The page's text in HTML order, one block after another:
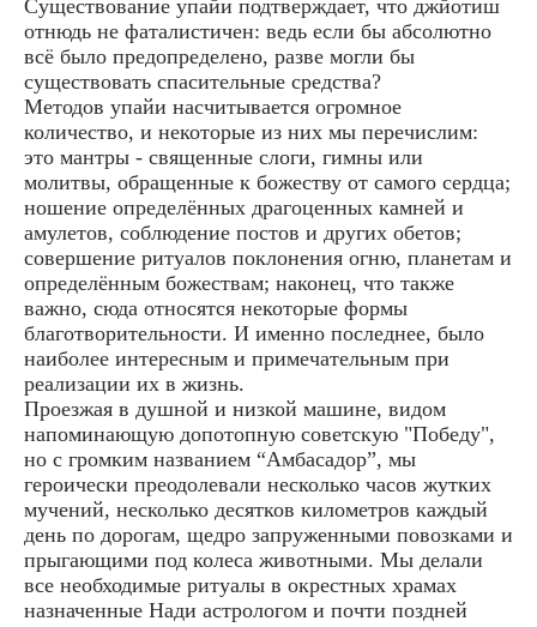
Существование упайи подтверждает, что джйотиш
отнюдь не фаталистичен: ведь если бы абсолютно
всё было предопределено, разве могли бы
существовать спасительные средства?
Методов упайи насчитывается огромное
количество, и некоторые из них мы перечислим:
это мантры - священные слоги, гимны или
молитвы, обращенные к божеству от самого сердца;
ношение определённых драгоценных камней и
амулетов, соблюдение постов и других обетов;
совершение ритуалов поклонения огню, планетам и
определённым божествам; наконец, что также
важно, сюда относятся некоторые формы
благотворительности. И именно последнее, было
наиболее интересным и примечательным при
реализации их в жизнь.
Проезжая в душной и низкой машине, видом
напоминающую допотопную советскую "Победу",
но с громким названием “Амбасадор”, мы
героически преодолевали несколько часов жутких
мучений, несколько десятков километров каждый
день по дорогам, щедро запруженными повозками и
прыгающими под колеса животными. Мы делали
все необходимые ритуалы в окрестных храмах
назначенные Нади астрологом и почти поздней